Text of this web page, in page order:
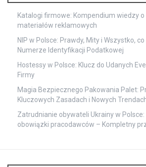
Katalogi firmowe: Kompendium wiedzy
materiałów reklamowych
NIP w Polsce: Prawdy, Mity i Wszystko,
Numerze Identyfikacji Podatkowej
Hostessy w Polsce: Klucz do Udanych
Firmy
Magia Bezpiecznego Pakowania Palet:
Kluczowych Zasadach i Nowych
Zatrudnianie obywateli Ukrainy w Polsce:
obowiązki pracodawców – Kompletny